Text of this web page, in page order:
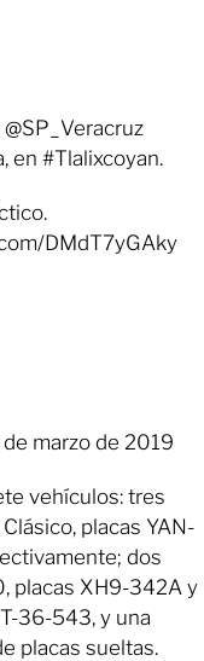
en #Tlalixcoyan.
DMdT7yGAky
marzo de 2019
vehículos: tres
placas YAN-
dos
placas XH9-342A y
36-543, y una
placas sueltas.